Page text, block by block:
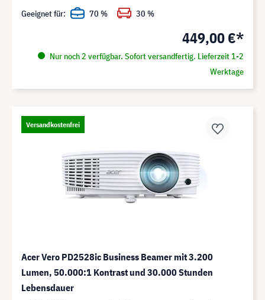
449,00 €*
Nur noch 2 verfügbar. Sofort versandfertig. Lieferzeit 1-2
Werktage
Geeignet für: 70 % 30 %
Versandkostenfrei
Acer Vero PD2528ic Business Beamer mit 3.200
Lumen, 50.000:1 Kontrast und 30.000 Stunden
Lebensdauer